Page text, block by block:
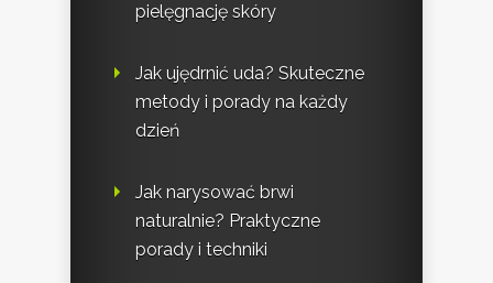
pielęgnację skóry
Jak ujędrnić uda? Skuteczne
metody i porady na każdy
dzień
Jak narysować brwi
naturalnie? Praktyczne
porady i techniki